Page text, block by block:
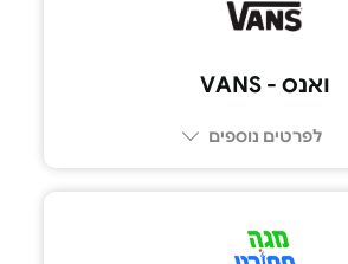
ואנס - VANS
לפרטים נוספים